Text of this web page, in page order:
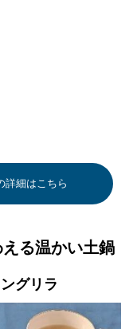
詳細はこちら
る温かい土鍋
グリラ